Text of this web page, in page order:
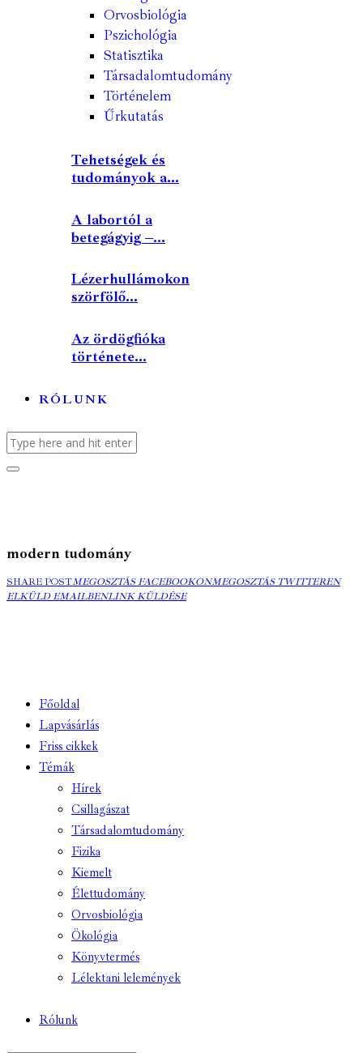
Orvosbiológia
Pszichológia
Statisztika
Társadalomtudomány
Történelem
Űrkutatás
Tehetségek és
tudományok a...
A labortól a
betegágyig –...
Lézerhullámokon
szörfölő...
Az ördögfióka
története...
RÓLUNK
modern tudomány
SHARE POSTMEGOSZTÁS
FACEBOOKON
MEGOSZTÁS FACEBOOKONMEGOSZTÁS
MEGOSZTÁS TWITTEREN
ELKÜLD EMAILBENCOPY
LINK KÜLDÉSE
Főoldal
Lapvásárlás
Friss cikkek
Témák
Hírek
Csillagászat
Társadalomtudomány
Fizika
Kiemelt
Élettudomány
Orvosbiológia
Ökológia
Könyvtermés
Lélektani lelemények
Rólunk